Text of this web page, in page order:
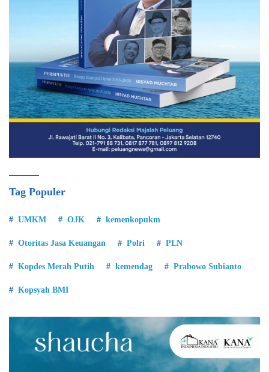
Tag Populer
UMKM OJK kemenkopukm
Otoritas Jasa Keuangan Polri PLN
Kopdes Merah Putih kemendag Prabowo Subianto
Kopsyah BMI